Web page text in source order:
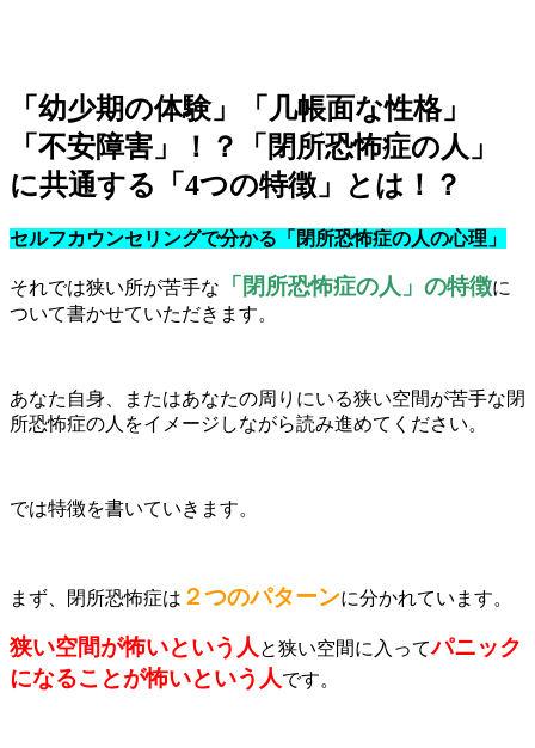
「幼少期の体験」「几帳面な性格」
「不安障害」！？「閉所恐怖症の人」
に共通する「4つの特徴」とは！？
セルフカウンセリングで分かる「閉所恐怖症の人の心理」
それでは狭い所が苦手な 「閉所恐怖症の人」の特徴に
ついて書かせていただきます。
あなた自身、またはあなたの周りにいる狭い空間が苦手な閉
所恐怖症の人をイメージしながら読み進めてください。
では特徴を書いていきます。
まず、閉所恐怖症は ２つのパターンに分かれています。
狭い空間が怖いという人と狭い空間に入ってパニック
になることが怖いという人です。